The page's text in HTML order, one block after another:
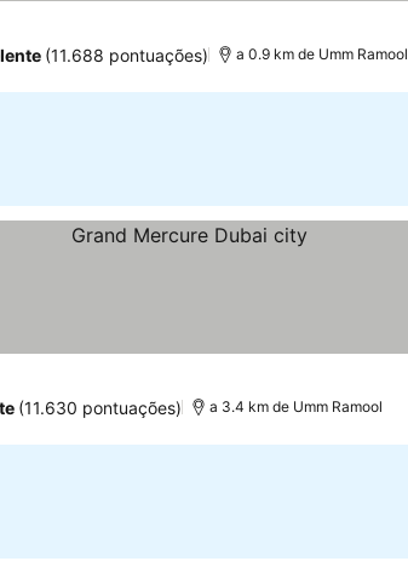
(11.688 pontuações) a 0.9 km de Umm Ramool
(11.630 pontuações) a 3.4 km de Umm Ramool